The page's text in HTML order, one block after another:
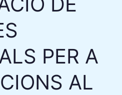
PER A
AL